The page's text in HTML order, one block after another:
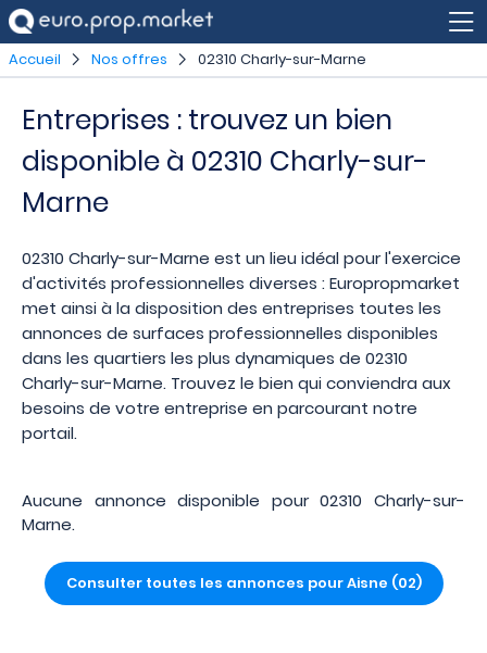
Accueil Nos offres 02310 Charly-sur-Marne
Entreprises : trouvez un bien
disponible à 02310 Charly-sur-
Marne
02310 Charly-sur-Marne est un lieu idéal pour l'exercice
d'activités professionnelles diverses : Europropmarket
met ainsi à la disposition des entreprises toutes les
annonces de surfaces professionnelles disponibles
dans les quartiers les plus dynamiques de 02310
Charly-sur-Marne. Trouvez le bien qui conviendra aux
besoins de votre entreprise en parcourant notre
portail.
Aucune annonce disponible pour 02310 Charly-sur-
Marne.
Consulter toutes les annonces pour Aisne (02)